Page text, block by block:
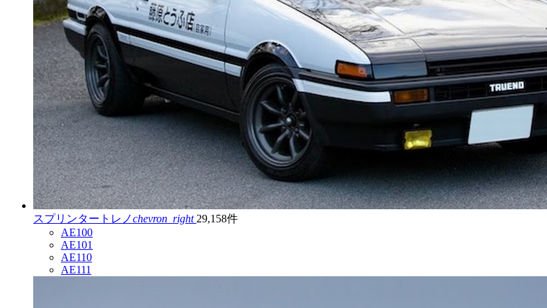
スプリンタートレノchevron_right 29,158件
AE100
AE101
AE110
AE111